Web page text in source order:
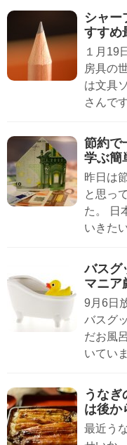
シャ
すすめ
１月19
房具の
は文具
さんで
節約で
学ぶ
昨日は
と思っ
た。 日
いきた
バスグ
マニア
9月6日
バスグ
だお風
いてい
うな
は後か
最近う